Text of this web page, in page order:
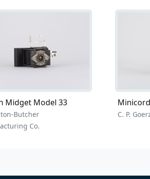
Midget Model 33
Butcher
Co.
Minicord
C. P.